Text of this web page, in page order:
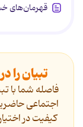
قهرمان‌های
تبیان را
فاصله شما با
اجتماعی
کیفیت در